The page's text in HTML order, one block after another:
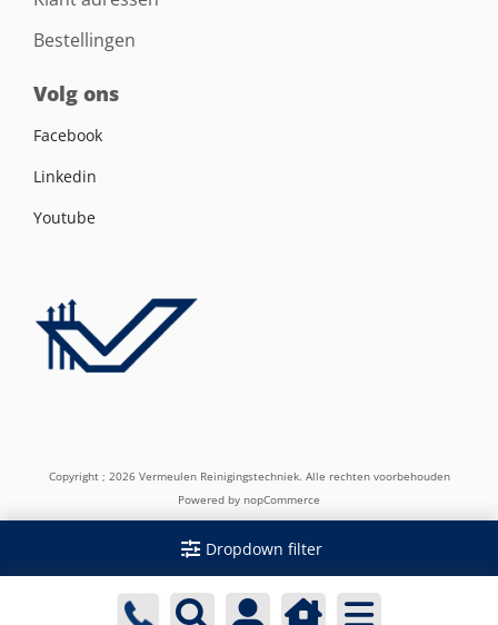
Dropdown filter
Bestellingen
Volg ons
Facebook
Linkedin
Youtube
Copyright ; 2026 Vermeulen Reinigingstechniek. Alle rechten voorbehouden
Powered by nopCommerce